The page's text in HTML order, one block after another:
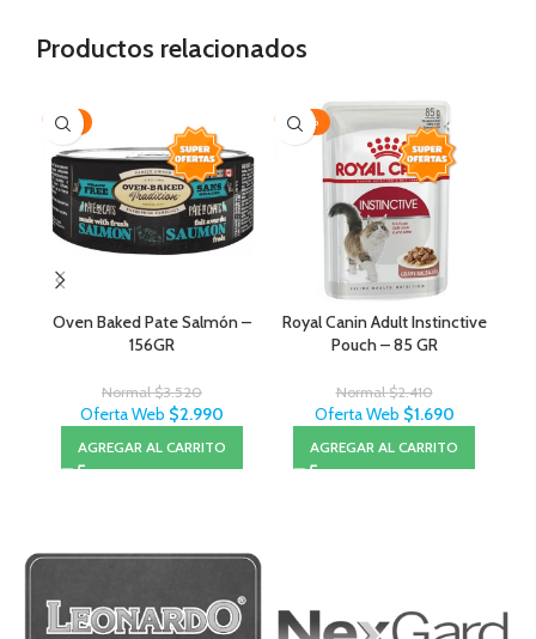
Productos relacionados
-15%
Oven Baked Pate Salmón –
156GR
Normal$3.520
Oferta Web $2.990
AGREGAR AL CARRITO
-30%
Royal Canin Adult Instinctive
Pouch – 85 GR
Normal$2.410
Oferta Web $1.690
AGREGAR AL CARRITO